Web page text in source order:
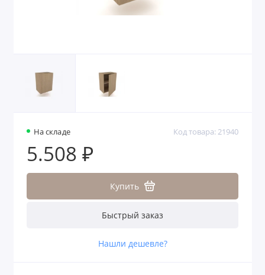
На складе Код товара: 21940
5.508 ₽
Купить
Быстрый заказ
Нашли дешевле?